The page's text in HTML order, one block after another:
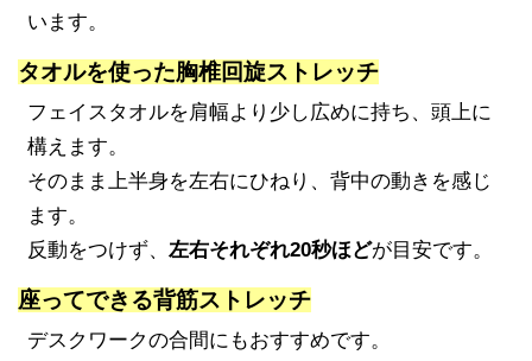
います。
タオルを使った胸椎回旋ストレッチ
フェイスタオルを肩幅より少し広めに持ち、頭上に
構えます。
そのまま上半身を左右にひねり、背中の動きを感じ
ます。
反動をつけず、 左右それぞれ20秒ほどが目安です。
座ってできる背筋ストレッチ
デスクワークの合間にもおすすめです。